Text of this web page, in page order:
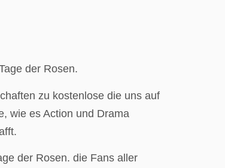
der Rosen.
zu kostenlose die uns auf
wie es Action und Drama
der Rosen. die Fans aller